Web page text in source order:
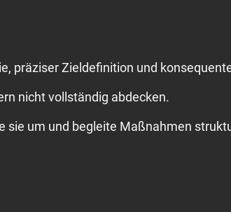
präziser Zieldefinition und
nicht vollständig abdecken.
um und begleite Maßnahmen